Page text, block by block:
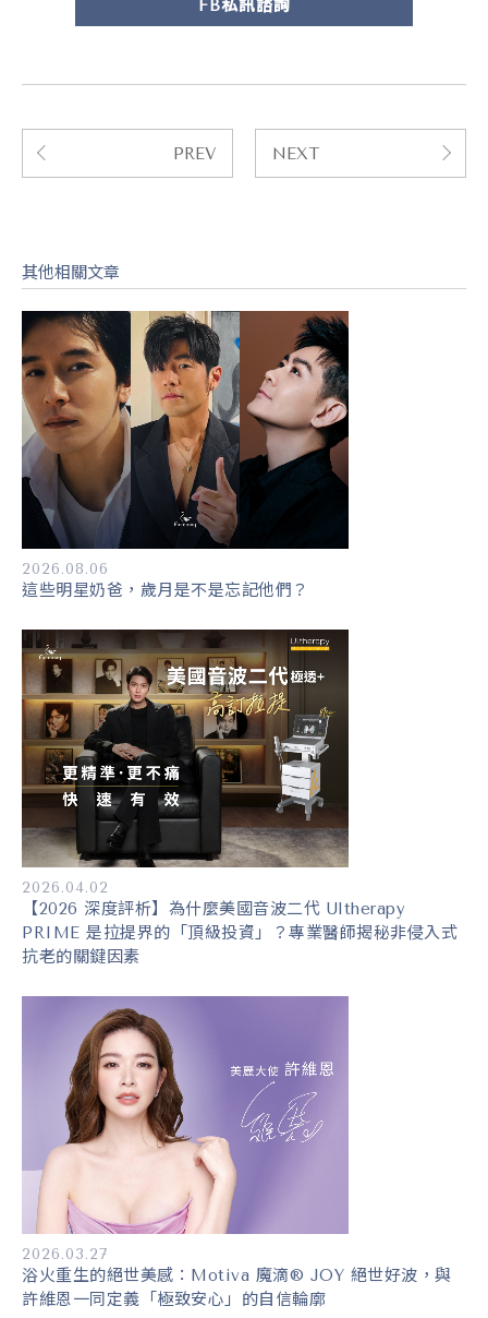
FB私訊諮詢
PREV NEXT
其他相關文章
2026.08.06
這些明星奶爸，歲月是不是忘記他們？
2026.04.02
【2026 深度評析】為什麼美國音波二代 Ultherapy
PRIME 是拉提界的「頂級投資」？專業醫師揭秘非侵入式
抗老的關鍵因素
2026.03.27
浴火重生的絕世美感：Motiva 魔滴® JOY 絕世好波，與
許維恩一同定義「極致安心」的自信輪廓